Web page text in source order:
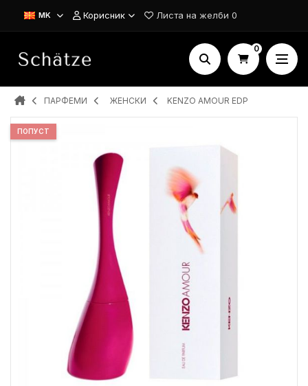
MK Корисник Листа на желби 0
0
ПАРФЕМИ ЖЕНСКИ KENZO AMOUR EDP
ПОПУСТ